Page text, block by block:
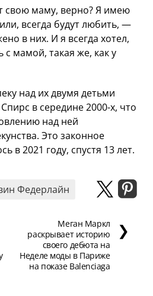
свою маму, верно? Я имею
всегда будут любить, —
в них. И я всегда хотел,
с мамой, такая же, как у
над их двумя детьми
в середине 2000-х, что
над ней
Это законное
в 2021 году, спустя 13 лет.
Федерлайн
Меган Маркл
раскрывает историю
своего дебюта на
Неделе моды в Париже
на показе Balenciaga
❯